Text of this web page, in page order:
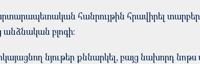
հանրույթին հրավիրել տարբեր
անձնական բլոգի:
նյութեր քննարկել, բայց նախորդ